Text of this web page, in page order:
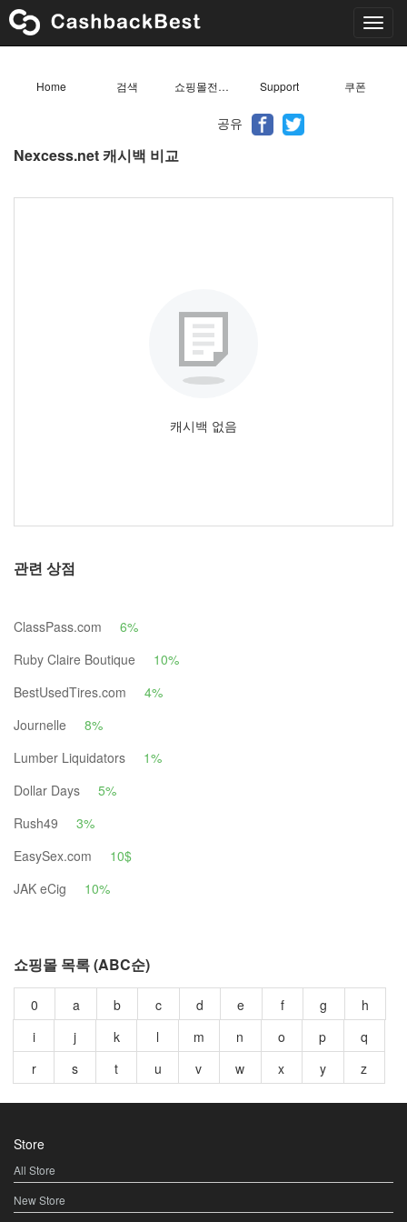
Home 검색 쇼핑몰전체목록 Support 쿠폰
Nexcess.net 캐시백 비교
공유
캐시백 없음
관련 상점
ClassPass.com
6%
Ruby Claire Boutique
10%
BestUsedTires.com
4%
Journelle
8%
Lumber Liquidators
1%
Dollar Days
5%
Rush49
3%
EasySex.com
10$
JAK eCig
10%
쇼핑몰 목록 (ABC순)
0 a b c d e f g
h
i
j k l m n o p
q
r
s t u v w x y z
Store
All Store
New Store